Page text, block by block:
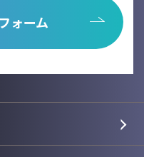
く入力されていない場合に
ォーム